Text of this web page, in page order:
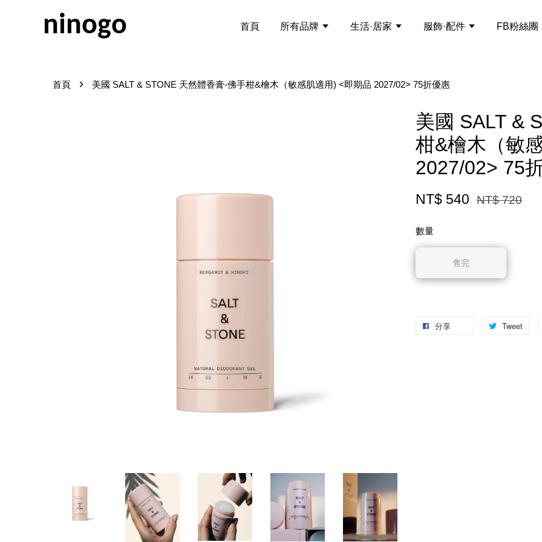
ninogo 首頁 所有品牌 生活·居家 服飾·配件 FB粉絲團
首頁 › 美國 SALT & STONE 天然體香膏-佛手柑&檜木（敏感肌適用) <即期品 2027/02> 75折優惠
美國 SALT &
柑&檜木（敏
2027/02> 75
NT$ 540 NT$ 720
數量
售完
分享 Tweet